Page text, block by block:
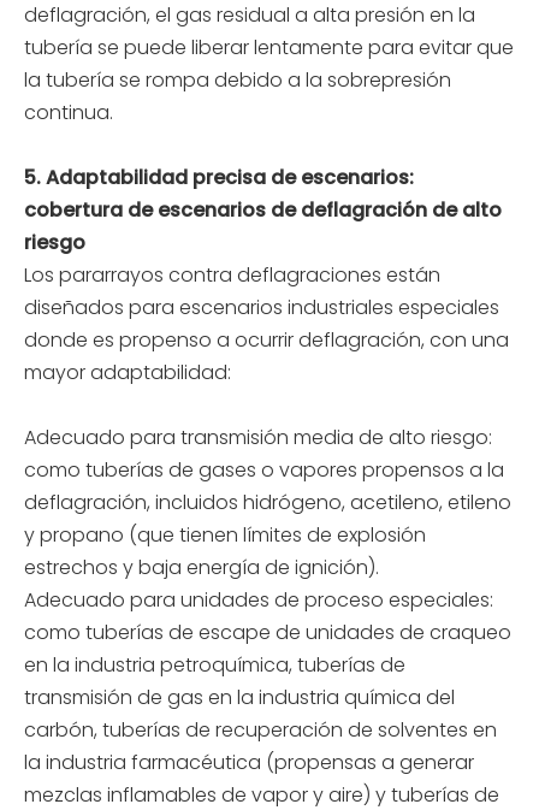
deflagración, el gas residual a alta presión en la
tubería se puede liberar lentamente para evitar que
la tubería se rompa debido a la sobrepresión
continua.
5. Adaptabilidad precisa de escenarios:
cobertura de escenarios de deflagración de alto
riesgo
Los pararrayos contra deflagraciones están
diseñados para escenarios industriales especiales
donde es propenso a ocurrir deflagración, con una
mayor adaptabilidad:
Adecuado para transmisión media de alto riesgo:
como tuberías de gases o vapores propensos a la
deflagración, incluidos hidrógeno, acetileno, etileno
y propano (que tienen límites de explosión
estrechos y baja energía de ignición).
Adecuado para unidades de proceso especiales:
como tuberías de escape de unidades de craqueo
en la industria petroquímica, tuberías de
transmisión de gas en la industria química del
carbón, tuberías de recuperación de solventes en
la industria farmacéutica (propensas a generar
mezclas inflamables de vapor y aire) y tuberías de